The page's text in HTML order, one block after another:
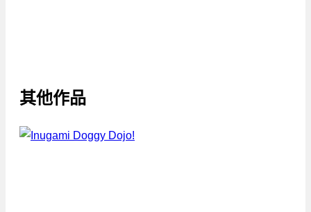
其他作品